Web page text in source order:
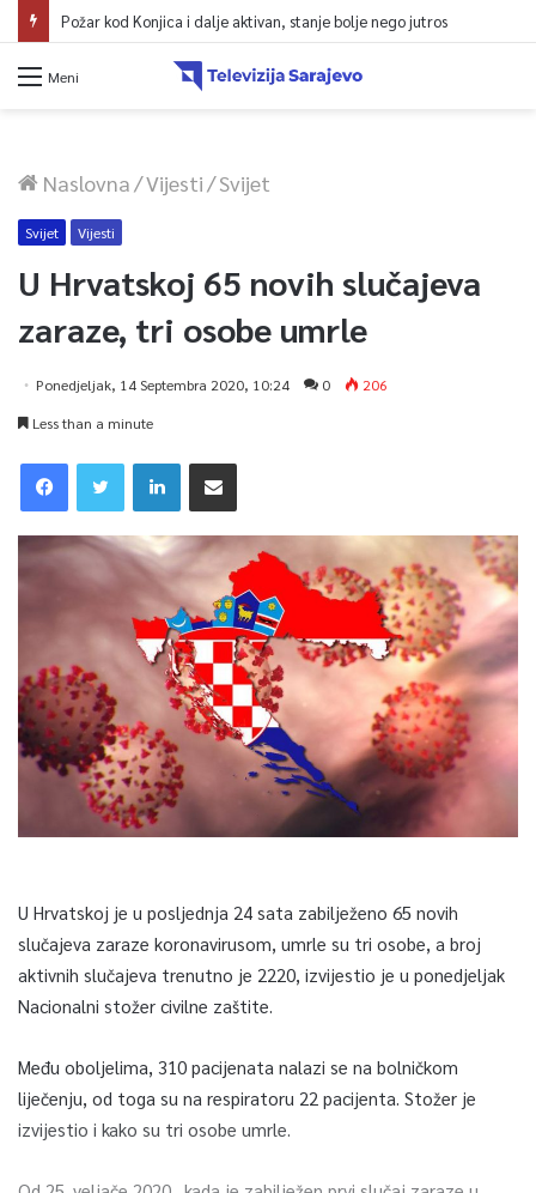
Požar kod Konjica i dalje aktivan, stanje bolje nego jutros
Meni
Naslovna/Vijesti/Svijet
Svijet Vijesti
U Hrvatskoj 65 novih slučajeva
zaraze, tri osobe umrle
Ponedjeljak, 14 Septembra 2020, 10:24 0
206
Less than a minute
U Hrvatskoj je u posljednja 24 sata zabilježeno 65 novih
slučajeva zaraze koronavirusom, umrle su tri osobe, a broj
aktivnih slučajeva trenutno je 2220, izvijestio je u ponedjeljak
Nacionalni stožer civilne zaštite.
Među oboljelima, 310 pacijenata nalazi se na bolničkom
liječenju, od toga su na respiratoru 22 pacijenta. Stožer je
izvijestio i kako su tri osobe umrle.